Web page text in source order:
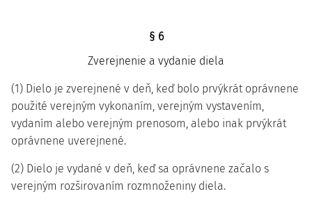
§ 6
Zverejnenie a vydanie diela
(1) Dielo je zverejnené v deň, keď bolo prvýkrát oprávnene
použité verejným vykonaním, verejným vystavením,
vydaním alebo verejným prenosom, alebo inak prvýkrát
oprávnene uverejnené.
(2) Dielo je vydané v deň, keď sa oprávnene začalo s
verejným rozširovaním rozmnoženiny diela.